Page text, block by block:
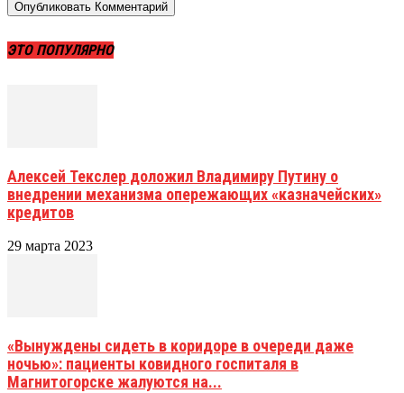
ЭТО ПОПУЛЯРНО
Алексей Текслер доложил Владимиру Путину о
внедрении механизма опережающих «казначейских»
кредитов
29 марта 2023
«Вынуждены сидеть в коридоре в очереди даже
ночью»: пациенты ковидного госпиталя в
Магнитогорске жалуются на...